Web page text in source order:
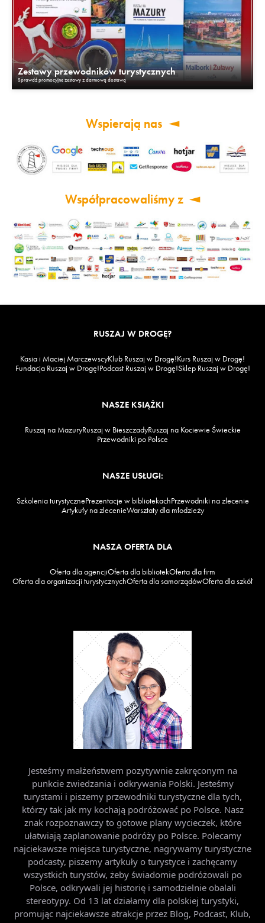
Zestawy przewodników turystycznych
Sprawdź promocyjne zestawy z darmową dostawą
Wspierają nas
Współpracowaliśmy z
RUSZAJ W DROGĘ?
Kasia i Maciej MarczewscyKlub Ruszaj w Drogę!Kurs Ruszaj w Drogę!
Fundacja Ruszaj w Drogę!Podcast Ruszaj w Drogę!Sklep Ruszaj w Drogę!
NASZE KSIĄŻKI
Ruszaj na MazuryRuszaj w BieszczadyRuszaj na Kociewie Świeckie
Przewodniki po Polsce
NASZE USŁUGI:
Szkolenia turystycznePrezentacje w bibliotekachPrzewodniki na zlecenie
Artykuły na zlecenieWarsztaty dla młodzieży
NASZA OFERTA DLA
Oferta dla agencjiOferta dla bibliotekOferta dla firm
Oferta dla organizacji turystycznychOferta dla samorządówOferta dla szkół
Jesteśmy małżeństwem pozytywnie zakręconym na
punkcie zwiedzania i odkrywania Polski. Jesteśmy
turystami i piszemy przewodniki turystyczne dla tych,
którzy tak jak my kochają podróżować po Polsce. Nasz
znak rozpoznawczy to gotowe plany wycieczek, które
ułatwiają zaplanowanie podróży po Polsce. Polecamy
najciekawsze miejsca turystyczne, nagrywamy turystyczne
podcasty, piszemy artykuły o turystyce i zachęcamy
wszystkich turystów, żeby świadomie podróżowali po
Polsce, odkrywali jej historię i samodzielnie obalali
stereotypy. Od 13 lat działamy dla polskiej turystyki,
promując najciekawsze atrakcje przez Blog, Podcast, Klub,